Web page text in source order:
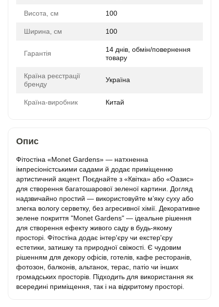
Висота, см 100
Ширина, см 100
Гарантія
14 днів, обмін/повернення
товару
Країна реєстрації
бренду
Україна
Країна-виробник Китай
Опис
Фітостіна «Monet Gardens» — натхненна
імпресіоністськими садами й додає приміщенню
артистичний акцент. Поєднайте з «Квітка» або «Оазис»
для створення багатошарової зеленої картини. Догляд
надзвичайно простий — використовуйте м’яку суху або
злегка вологу серветку, без агресивної хімії. Декоративне
зелене покриття "Monet Gardens" — ідеальне рішення
для створення ефекту живого саду в будь-якому
просторі. Фітостіна додає інтер'єру чи екстер'єру
естетики, затишку та природної свіжості. Є чудовим
рішенням для декору офісів, готелів, кафе ресторанів,
фотозон, балконів, альтанок, терас, патіо чи інших
громадських просторів. Підходить для використання як
всередині приміщення, так і на відкритому просторі.